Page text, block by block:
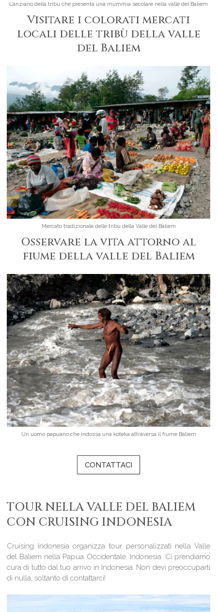
L’anziano della tribù che presenta una mummia secolare nella valle del Baliem
Visitare i colorati mercati
locali delle tribù della valle
del Baliem
Mercato tradizionale delle tribù della Valle del Baliem
Osservare la vita attorno al
fiume della valle del Baliem
Un uomo papuano che indossa una koteka attraversa il fiume Baliem
CONTATTACI
TOUR NELLA VALLE DEL BALIEM
CON CRUISING INDONESIA
Cruising Indonesia organizza tour personalizzati nella Valle
del Baliem nella Papua Occidentale, Indonesia. Ci prendiamo
cura di tutto dal tuo arrivo in Indonesia. Non devi preoccuparti
di nulla, soltanto di contattarci!